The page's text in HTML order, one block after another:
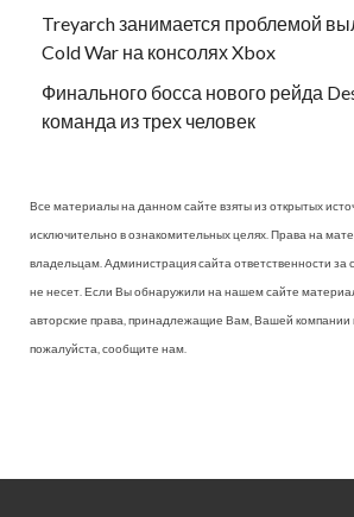
Treyarch занимается проблемой
Cold War на консолях Xbox
Финального босса нового рейда
команда из трех человек
Все материалы на данном сайте взяты из открытых
исключительно в ознакомительных целях. Права на
владельцам. Администрация сайта ответственности
не несет. Если Вы обнаружили на нашем сайте
авторские права, принадлежащие Вам, Вашей компании
пожалуйста, сообщите нам.